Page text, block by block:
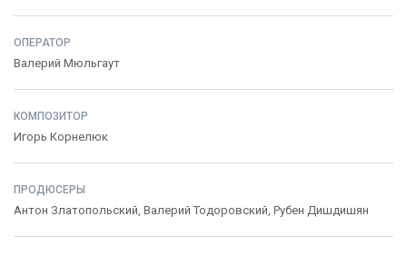
ОПЕРАТОР
Валерий Мюльгаут
КОМПОЗИТОР
Игорь Корнелюк
ПРОДЮСЕРЫ
Антон Златопольский, Валерий Тодоровский, Рубен Дишдишян